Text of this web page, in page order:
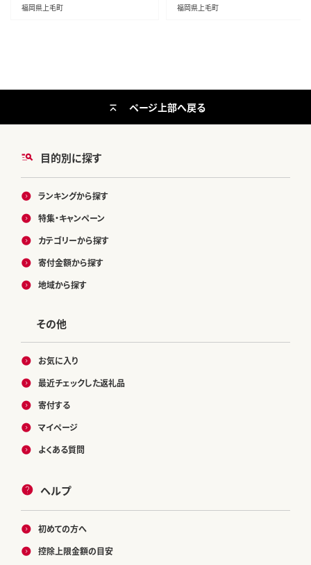
福岡県上毛町 福岡県上毛町
目的別に探す
ランキングから探す
特集・キャンペーン
カテゴリーから探す
寄付金額から探す
地域から探す
その他
お気に入り
最近チェックした返礼品
寄付する
マイページ
よくある質問
ヘルプ
初めての方へ
控除上限金額の目安
ページ上部へ戻る